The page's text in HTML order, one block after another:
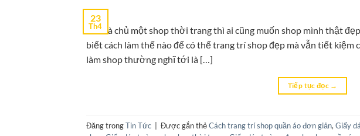
23
Th4
Nếu là chủ một shop thời trang thì ai cũng muốn shop mình thật
biết cách làm thế nào để có thể trang trí shop đẹp mà vẫn tiết
làm shop thường nghĩ tới là […]
Tiếp tục đọc →
Đăng trongTin Tức Được gắn thẻCách trang trí shop quần áo đơn giản, Giấy